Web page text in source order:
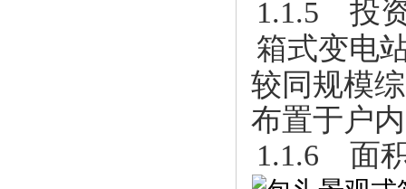
1.1.5 投
箱式变电
较同规模
布置于户
1.1.6 面